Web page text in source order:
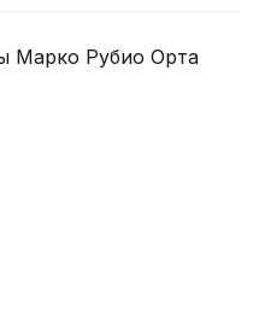
Марко Рубио Орта